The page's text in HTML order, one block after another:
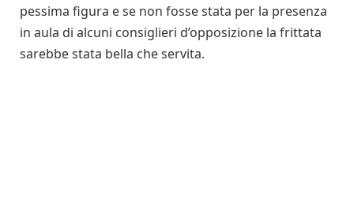
pessima figura e se non fosse stata per la presenza
in aula di alcuni consiglieri d’opposizione la frittata
sarebbe stata bella che servita.